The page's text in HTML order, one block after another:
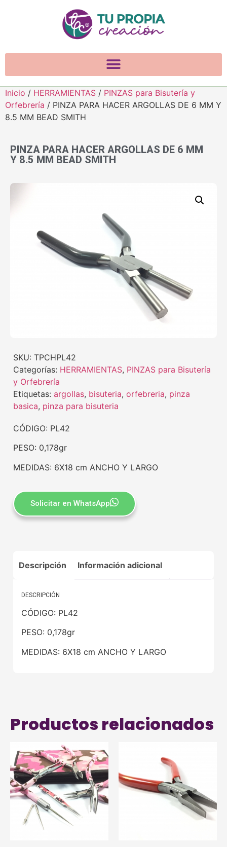
Inicio / HERRAMIENTAS / PINZAS para Bisutería y
Orfebrería / PINZA PARA HACER ARGOLLAS DE 6 MM Y
8.5 MM BEAD SMITH
PINZA PARA HACER ARGOLLAS DE 6 MM
Y 8.5 MM BEAD SMITH
SKU: TPCHPL42
Categorías: HERRAMIENTAS, PINZAS para Bisutería
y Orfebrería
Etiquetas: argollas, bisuteria, orfebreria, pinza
basica, pinza para bisuteria
CÓDIGO: PL42
PESO: 0,178gr
MEDIDAS: 6X18 cm ANCHO Y LARGO
Solicitar en WhatsApp
Descripción Información adicional
DESCRIPCIÓN
CÓDIGO: PL42
PESO: 0,178gr
MEDIDAS: 6X18 cm ANCHO Y LARGO
Productos relacionados